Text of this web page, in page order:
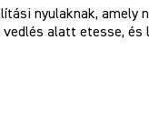
nyulaknak,
vedlés alatt etesse,